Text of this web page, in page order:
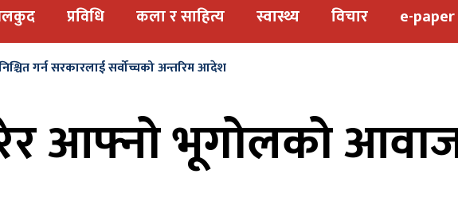
प्रविधि कला र साहित्य स्वास्थ्य विचार e-paper
गर्न सरकारलाई सर्वोच्चको अन्तरिम आदेश
आफ्नो भूगोलको